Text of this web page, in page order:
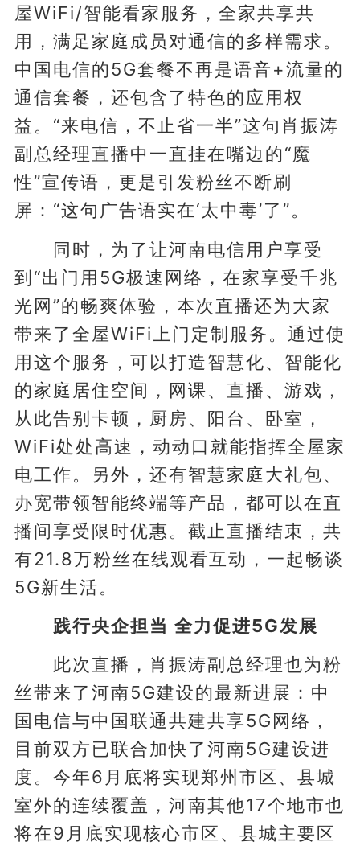
屋WiFi/智能看家服务，全家共享共
用，满足家庭成员对通信的多样需求。
中国电信的5G套餐不再是语音+流量的
通信套餐，还包含了特色的应用权
益。“来电信，不止省一半”这句肖振涛
副总经理直播中一直挂在嘴边的“魔
性”宣传语，更是引发粉丝不断刷
屏：“这句广告语实在‘太中毒’了”。
同时，为了让河南电信用户享受
到“出门用5G极速网络，在家享受千兆
光网”的畅爽体验，本次直播还为大家
带来了全屋WiFi上门定制服务。通过使
用这个服务，可以打造智慧化、智能化
的家庭居住空间，网课、直播、游戏，
从此告别卡顿，厨房、阳台、卧室，
WiFi处处高速，动动口就能指挥全屋家
电工作。另外，还有智慧家庭大礼包、
办宽带领智能终端等产品，都可以在直
播间享受限时优惠。截止直播结束，共
有21.8万粉丝在线观看互动，一起畅谈
5G新生活。
践行央企担当 全力促进5G发展
此次直播，肖振涛副总经理也为粉
丝带来了河南5G建设的最新进展：中
国电信与中国联通共建共享5G网络，
目前双方已联合加快了河南5G建设进
度。今年6月底将实现郑州市区、县城
室外的连续覆盖，河南其他17个地市也
将在9月底实现核心市区、县城主要区